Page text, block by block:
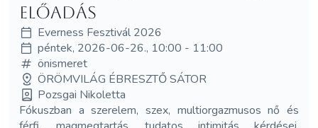
előadás
Everness Fesztivál 2026
péntek, 2026-06-26., 10:00 - 11:00
önismeret
ÖRÖMVILÁG ÉBRESZTŐ SÁTOR
Pozsgai Nikoletta
Fókuszban a szerelem, szex, multiorgazmusos nő és